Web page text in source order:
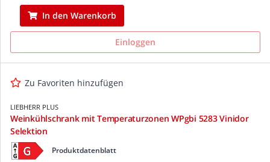
In den Warenkorb
Einloggen
Zu Favoriten hinzufügen
LIEBHERR PLUS
Weinkühlschrank mit Temperaturzonen WPgbi 5283 Vinidor
Selektion
Produktdatenblatt